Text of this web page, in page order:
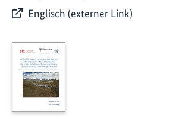
Englisch (externer Link)